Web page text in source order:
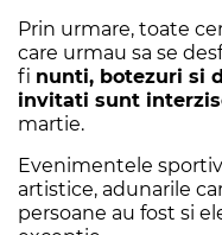
Prin urmare, toate
care urmau sa se
fi nunti, botezuri si
invitati sunt
martie.
Evenimentele
artistice, adunarile
persoane au fost si